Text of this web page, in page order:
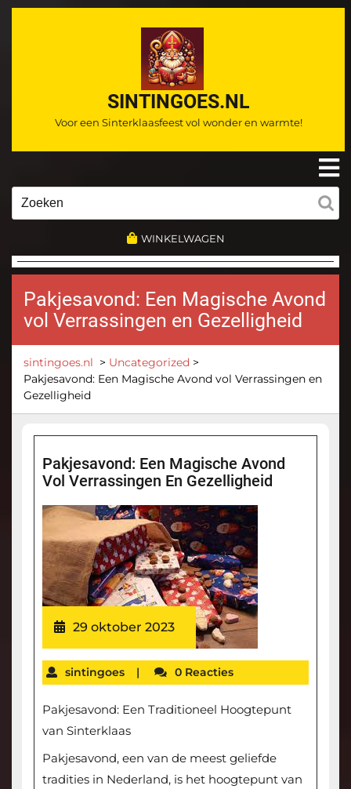
Ga
SINTINGOES.NL
Voor een Sinterklaasfeest vol wonder en warmte!
WINKELWAGEN
Pakjesavond: Een Magische Avond
vol Verrassingen en Gezelligheid
sintingoes.nl > Uncategorized >
Pakjesavond: Een Magische Avond vol Verrassingen en
Gezelligheid
Pakjesavond: Een Magische Avond
Vol Verrassingen En Gezelligheid
29 oktober 2023
sintingoes | 0 Reacties
Pakjesavond: Een Traditioneel Hoogtepunt
van Sinterklaas
Pakjesavond, een van de meest geliefde
tradities in Nederland, is het hoogtepunt van